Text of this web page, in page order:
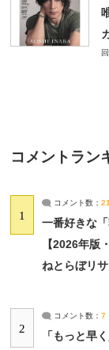
コメントラン
1
コメント数： 21
一番好きな
【2026年版
ねとらぼリ
2
コメント数： 7
「もっと早